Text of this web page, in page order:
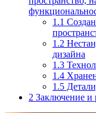
1.1
1.2
дизайна
1.3
1.4
1.5
2 Заключение и